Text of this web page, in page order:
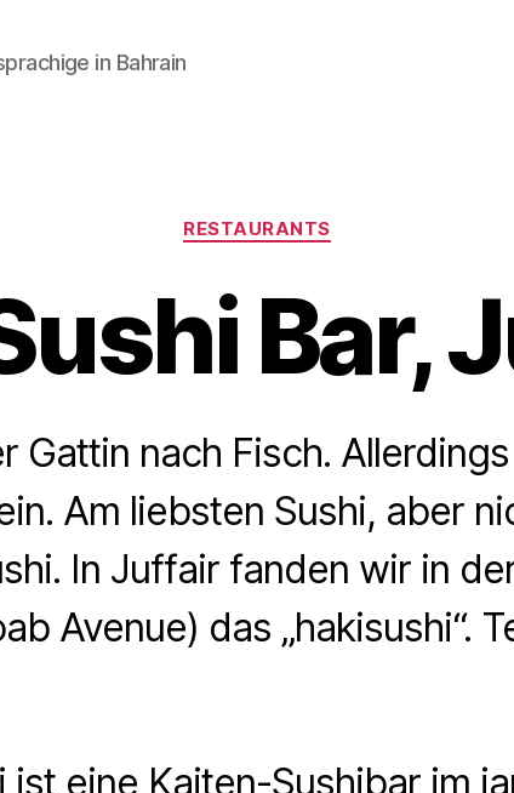
in Bahrain
Kategorien
RESTAURANTS
Bar,
Gattin nach Fisch.
Am liebsten Sushi, aber
In Juffair fanden wir in
Avenue) das „hakisushi“.
ist eine Kaiten-Sushibar im